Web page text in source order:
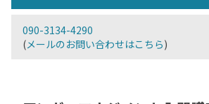
090-3134-4290
(メールのお問い合わせはこちら)